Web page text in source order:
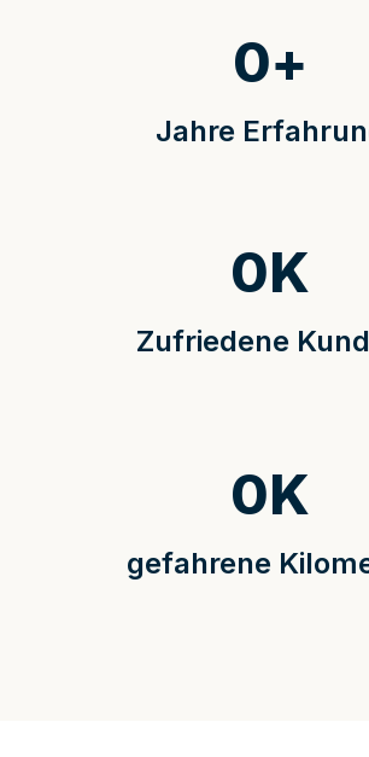
Jahre
0+
Zufriedene
0K
gefahrene
0K